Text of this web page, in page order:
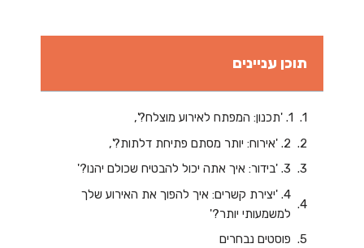
תוכן עניינים
1. 'תכנון: המפתח לאירוע מוצלח?',
2. 'אירוח: יותר מסתם פתיחת דלתות?',
3. 'בידור: איך אתה יכול להבטיח שכולם יהנו?'
4. 'יצירת קשרים: איך להפוך את האירוע שלך
למשמעותי יותר?'
פוסטים נבחרים